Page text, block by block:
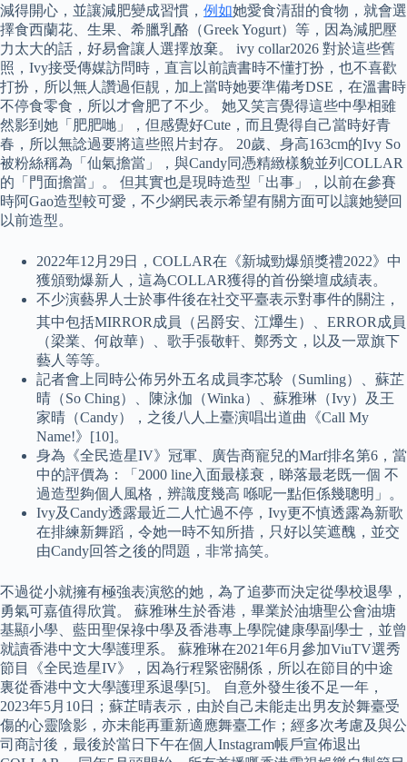
減得開心，並讓減肥變成習慣， 例如她愛食清甜的食物，就會選
擇食西蘭花、生果、希臘乳酪（Greek Yogurt）等，因為減肥壓
力太大的話，好易會讓人選擇放棄。 ivy collar2026 對於這些舊
照，Ivy接受傳媒訪問時，直言以前讀書時不懂打扮，也不喜歡
打扮，所以無人讚過佢靚，加上當時她要準備考DSE，在溫書時
不停食零食，所以才會肥了不少。 她又笑言覺得這些中學相雖
然影到她「肥肥哋」，但感覺好Cute，而且覺得自己當時好青
春，所以無諗過要將這些照片封存。 20歲、身高163cm的Ivy So
被粉絲稱為「仙氣擔當」，與Candy同憑精緻樣貌並列COLLAR
的「門面擔當」。 但其實也是現時造型「出事」，以前在參賽
時阿Gao造型較可愛，不少網民表示希望有關方面可以讓她變回
以前造型。
2022年12月29日，COLLAR在《新城勁爆頒獎禮2022》中
獲頒勁爆新人，這為COLLAR獲得的首份樂壇成績表。
不少演藝界人士於事件後在社交平臺表示對事件的關注，
其中包括MIRROR成員（呂爵安、江𤒹生）、ERROR成員
（梁業、何啟華）、歌手張敬軒、鄭秀文，以及一眾旗下
藝人等等。
記者會上同時公佈另外五名成員李芯駖（Sumling）、蘇芷
晴（So Ching）、陳泳伽（Winka）、蘇雅琳（Ivy）及王
家晴（Candy），之後八人上臺演唱出道曲《Call My
Name!》[10]。
身為《全民造星IV》冠軍、廣告商寵兒的Marf排名第6，當
中的評價為：「2000 line入面最樣衰，睇落最老既一個 不
過造型夠個人風格，辨識度幾高 喺呢一點佢係幾聰明」。
Ivy及Candy透露最近二人忙過不停，Ivy更不慎透露為新歌
在排練新舞蹈，令她一時不知所措，只好以笑遮醜，並交
由Candy回答之後的問題，非常搞笑。
不過從小就擁有極強表演慾的她，為了追夢而決定從學校退學，
勇氣可嘉值得欣賞。 蘇雅琳生於香港，畢業於油塘聖公會油塘
基顯小學、藍田聖保祿中學及香港專上學院健康學副學士，並曾
就讀香港中文大學護理系。 蘇雅琳在2021年6月參加ViuTV選秀
節目《全民造星IV》，因為行程緊密關係，所以在節目的中途
裏從香港中文大學護理系退學[5]。 自意外發生後不足一年，
2023年5月10日；蘇芷晴表示，由於自己未能走出男友於舞臺受
傷的心靈陰影，亦未能再重新適應舞臺工作；經多次考慮及與公
司商討後，最後於當日下午在個人Instagram帳戶宣佈退出